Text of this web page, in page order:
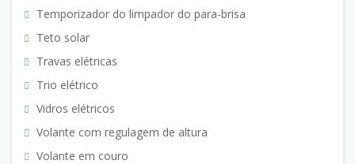
Temporizador do limpador do para-brisa
Teto solar
Travas elétricas
Trio elétrico
Vidros elétricos
Volante com regulagem de altura
Volante em couro